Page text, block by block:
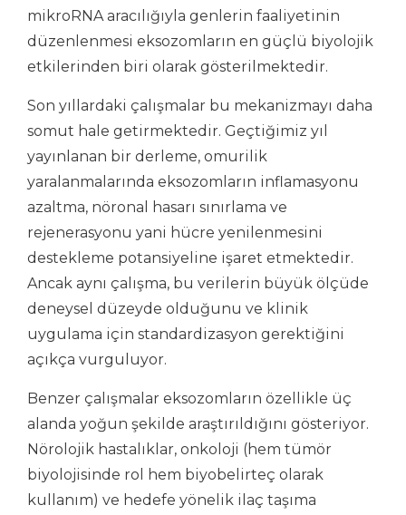
mikroRNA aracılığıyla genlerin faaliyetinin
düzenlenmesi eksozomların en güçlü biyolojik
etkilerinden biri olarak gösterilmektedir.
Son yıllardaki çalışmalar bu mekanizmayı daha
somut hale getirmektedir. Geçtiğimiz yıl
yayınlanan bir derleme, omurilik
yaralanmalarında eksozomların inflamasyonu
azaltma, nöronal hasarı sınırlama ve
rejenerasyonu yani hücre yenilenmesini
destekleme potansiyeline işaret etmektedir.
Ancak aynı çalışma, bu verilerin büyük ölçüde
deneysel düzeyde olduğunu ve klinik
uygulama için standardizasyon gerektiğini
açıkça vurguluyor.
Benzer çalışmalar eksozomların özellikle üç
alanda yoğun şekilde araştırıldığını gösteriyor.
Nörolojik hastalıklar, onkoloji (hem tümör
biyolojisinde rol hem biyobelirteç olarak
kullanım) ve hedefe yönelik ilaç taşıma